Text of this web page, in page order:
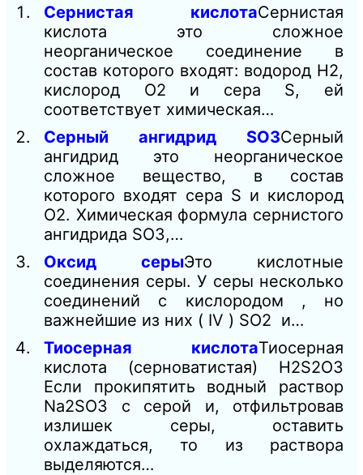
Сернистая кислотаСернистая
кислота это сложное
неорганическое соединение в
состав которого входят: водород Н2,
кислород О2 и сера S, ей
соответствует химическая…
Серный ангидрид SO3Серный
ангидрид это неорганическое
сложное вещество, в состав
которого входят сера S и кислород
O2. Химическая формула сернистого
ангидрида SO3,…
Оксид серыЭто кислотные
соединения серы. У серы несколько
соединений с кислородом , но
важнейшие из них ( IV ) SO2 и…
Тиосерная кислотаТиосерная
кислота (серноватистая) H2S2O3
Если прокипятить водный раствор
Na2SO3 с серой и, отфильтровав
излишек серы, оставить
охлаждаться, то из раствора
выделяются…